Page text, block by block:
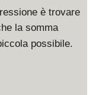
è trovare
la somma
possibile.